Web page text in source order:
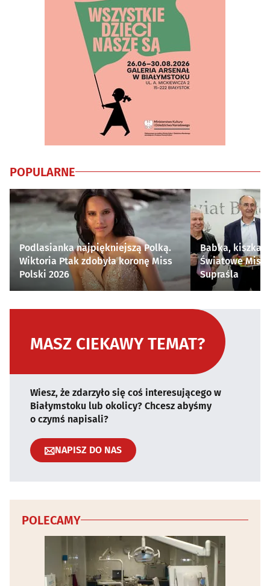
POPULARNE
Podlasianka najpiękniejszą Polką.
Wiktoria Ptak zdobyła koronę Miss
Polski 2026
Babka, kiszka i
Światowe
Supraśla
MASZ CIEKAWY TEMAT?
Wiesz, że zdarzyło się coś interesującego w
Białymstoku lub okolicy? Chcesz abyśmy
o czymś napisali?
NAPISZ DO NAS
POLECAMY